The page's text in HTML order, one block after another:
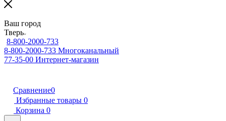
Ваш город
Тверь
8-800-2000-733
8-800-2000-733 Многоканальный
77-35-00 Интернет-магазин
Сравнение0
Избранные товары 0
Корзина 0